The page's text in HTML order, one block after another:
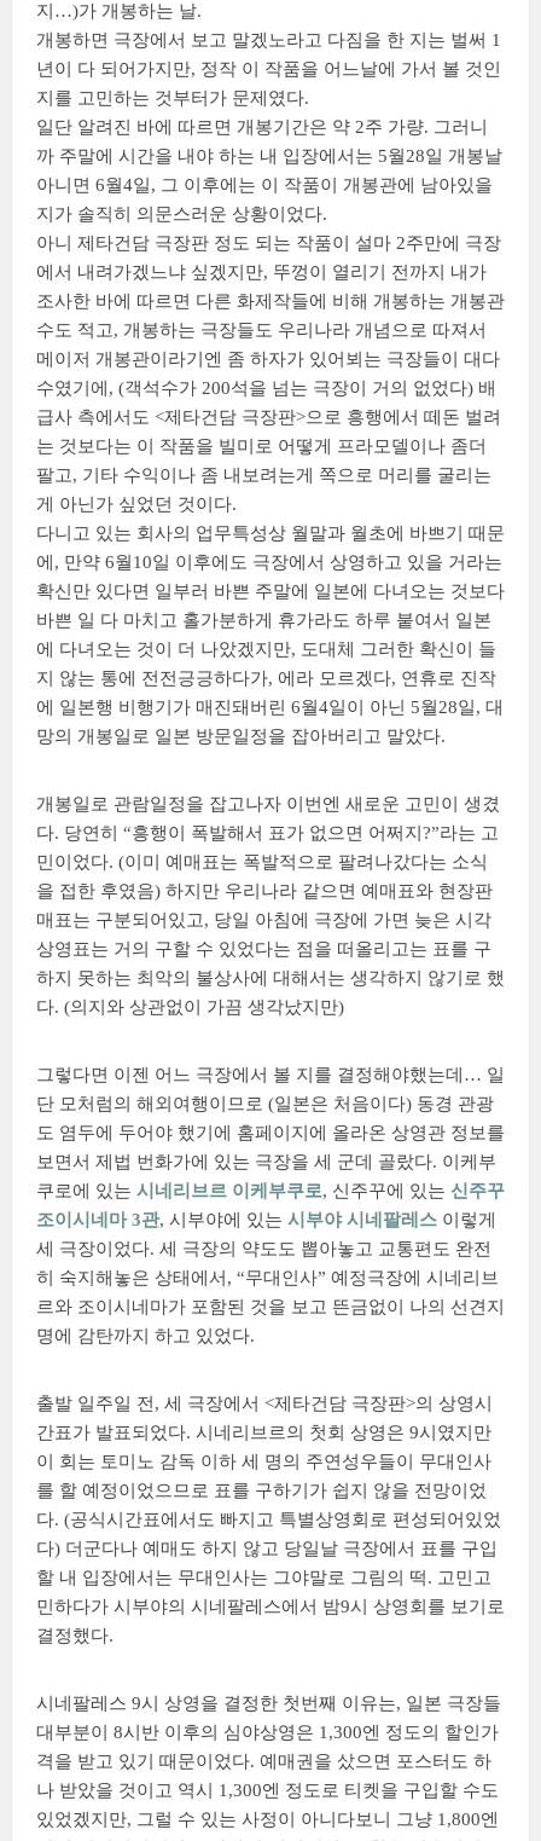
지…)가 개봉하는 날.
개봉하면 극장에서 보고 말겠노라고 다짐을 한 지는 벌써 1
년이 다 되어가지만, 정작 이 작품을 어느날에 가서 볼 것인
지를 고민하는 것부터가 문제였다.
일단 알려진 바에 따르면 개봉기간은 약 2주 가량. 그러니
까 주말에 시간을 내야 하는 내 입장에서는 5월28일 개봉날
아니면 6월4일, 그 이후에는 이 작품이 개봉관에 남아있을
지가 솔직히 의문스러운 상황이었다.
아니 제타건담 극장판 정도 되는 작품이 설마 2주만에 극장
에서 내려가겠느냐 싶겠지만, 뚜껑이 열리기 전까지 내가
조사한 바에 따르면 다른 화제작들에 비해 개봉하는 개봉관
수도 적고, 개봉하는 극장들도 우리나라 개념으로 따져서
메이저 개봉관이라기엔 좀 하자가 있어뵈는 극장들이 대다
수였기에, (객석수가 200석을 넘는 극장이 거의 없었다) 배
급사 측에서도 <제타건담 극장판>으로 흥행에서 떼돈 벌려
는 것보다는 이 작품을 빌미로 어떻게 프라모델이나 좀더
팔고, 기타 수익이나 좀 내보려는게 쪽으로 머리를 굴리는
게 아닌가 싶었던 것이다.
다니고 있는 회사의 업무특성상 월말과 월초에 바쁘기 때문
에, 만약 6월10일 이후에도 극장에서 상영하고 있을 거라는
확신만 있다면 일부러 바쁜 주말에 일본에 다녀오는 것보다
바쁜 일 다 마치고 홀가분하게 휴가라도 하루 붙여서 일본
에 다녀오는 것이 더 나았겠지만, 도대체 그러한 확신이 들
지 않는 통에 전전긍긍하다가, 에라 모르겠다, 연휴로 진작
에 일본행 비행기가 매진돼버린 6월4일이 아닌 5월28일, 대
망의 개봉일로 일본 방문일정을 잡아버리고 말았다.
개봉일로 관람일정을 잡고나자 이번엔 새로운 고민이 생겼
다. 당연히 “흥행이 폭발해서 표가 없으면 어쩌지?”라는 고
민이었다. (이미 예매표는 폭발적으로 팔려나갔다는 소식
을 접한 후였음) 하지만 우리나라 같으면 예매표와 현장판
매표는 구분되어있고, 당일 아침에 극장에 가면 늦은 시각
상영표는 거의 구할 수 있었다는 점을 떠올리고는 표를 구
하지 못하는 최악의 불상사에 대해서는 생각하지 않기로 했
다. (의지와 상관없이 가끔 생각났지만)
그렇다면 이젠 어느 극장에서 볼 지를 결정해야했는데… 일
단 모처럼의 해외여행이므로 (일본은 처음이다) 동경 관광
도 염두에 두어야 했기에 홈페이지에 올라온 상영관 정보를
보면서 제법 번화가에 있는 극장을 세 군데 골랐다. 이케부
쿠로에 있는 시네리브르 이케부쿠로, 신주꾸에 있는 신주꾸
조이시네마 3관, 시부야에 있는 시부야 시네팔레스 이렇게
세 극장이었다. 세 극장의 약도도 뽑아놓고 교통편도 완전
히 숙지해놓은 상태에서, “무대인사” 예정극장에 시네리브
르와 조이시네마가 포함된 것을 보고 뜬금없이 나의 선견지
명에 감탄까지 하고 있었다.
출발 일주일 전, 세 극장에서 <제타건담 극장판>의 상영시
간표가 발표되었다. 시네리브르의 첫회 상영은 9시였지만
이 회는 토미노 감독 이하 세 명의 주연성우들이 무대인사
를 할 예정이었으므로 표를 구하기가 쉽지 않을 전망이었
다. (공식시간표에서도 빠지고 특별상영회로 편성되어있었
다) 더군다나 예매도 하지 않고 당일날 극장에서 표를 구입
할 내 입장에서는 무대인사는 그야말로 그림의 떡. 고민고
민하다가 시부야의 시네팔레스에서 밤9시 상영회를 보기로
결정했다.
시네팔레스 9시 상영을 결정한 첫번째 이유는, 일본 극장들
대부분이 8시반 이후의 심야상영은 1,300엔 정도의 할인가
격을 받고 있기 때문이었다. 예매권을 샀으면 포스터도 하
나 받았을 것이고 역시 1,300엔 정도로 티켓을 구입할 수도
있었겠지만, 그럴 수 있는 사정이 아니다보니 그냥 1,800엔